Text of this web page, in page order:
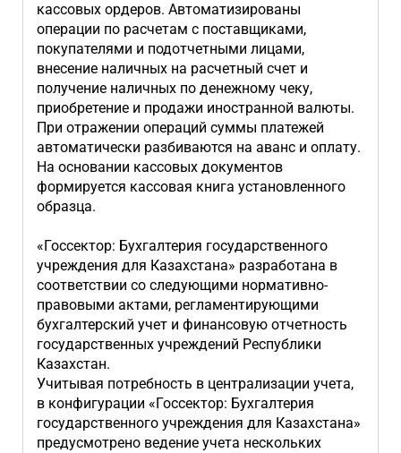
кассовых ордеров. Автоматизированы
операции по расчетам с поставщиками,
покупателями и подотчетными лицами,
внесение наличных на расчетный счет и
получение наличных по денежному чеку,
приобретение и продажи иностранной валюты.
При отражении операций суммы платежей
автоматически разбиваются на аванс и оплату.
На основании кассовых документов
формируется кассовая книга установленного
образца.
«Госсектор: Бухгалтерия государственного
учреждения для Казахстана» разработана в
соответствии со следующими нормативно-
правовыми актами, регламентирующими
бухгалтерский учет и финансовую отчетность
государственных учреждений Республики
Казахстан.
Учитывая потребность в централизации учета,
в конфигурации «Госсектор: Бухгалтерия
государственного учреждения для Казахстана»
предусмотрено ведение учета нескольких